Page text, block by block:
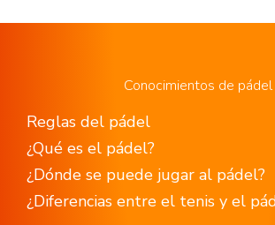
Conocimientos de pádel
Reglas del pádel
¿Qué es el pádel?
¿Dónde se puede jugar al pádel?
¿Diferencias entre el tenis y el